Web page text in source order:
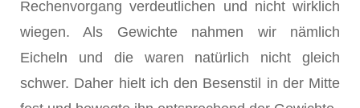
Rechenvorgang verdeutlichen und nicht wirklich
wiegen. Als Gewichte nahmen wir nämlich
Eicheln und die waren natürlich nicht gleich
schwer. Daher hielt ich den Besenstil in der Mitte